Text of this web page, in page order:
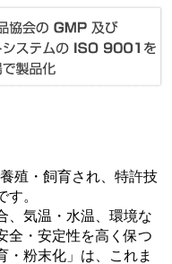
殖・飼育され、特許技
。
、気温・水温、環境な
全・安定性を高く保つ
・粉末化」は、これま